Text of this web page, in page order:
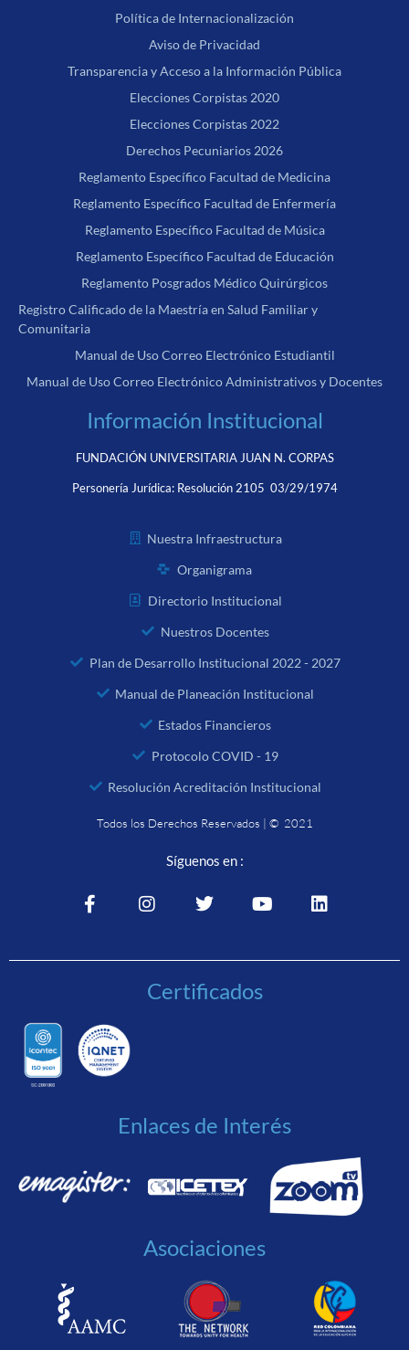
Política de Internacionalización
Aviso de Privacidad
Transparencia y Acceso a la Información Pública
Elecciones Corpistas 2020
Elecciones Corpistas 2022
Derechos Pecuniarios 2026
Reglamento Específico Facultad de Medicina
Reglamento Específico Facultad de Enfermería
Reglamento Específico Facultad de Música
Reglamento Específico Facultad de Educación
Reglamento Posgrados Médico Quirúrgicos
Registro Calificado de la Maestría en Salud Familiar y
Comunitaria
Manual de Uso Correo Electrónico Estudiantil
Manual de Uso Correo Electrónico Administrativos y Docentes
Información Institucional
FUNDACIÓN UNIVERSITARIA JUAN N. CORPAS
Personería Jurídica: Resolución 2105 03/29/1974
Nuestra Infraestructura
Organigrama
Directorio Institucional
Nuestros Docentes
Plan de Desarrollo Institucional 2022 - 2027
Manual de Planeación Institucional
Estados Financieros
Protocolo COVID - 19
Resolución Acreditación Institucional
Todos los Derechos Reservados | © 2021
Síguenos en :
Certificados
Enlaces de Interés
Asociaciones